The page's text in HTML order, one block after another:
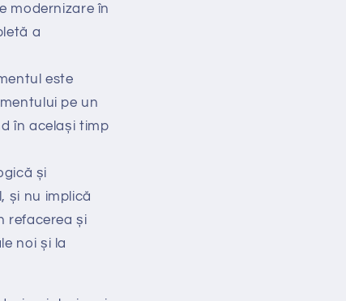
modernizare în
a
este
pe un
în același timp
și
și nu implică
refacerea și
noi și la